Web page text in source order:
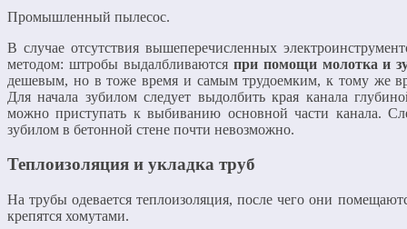
Промышленный пылесос.
В случае отсутствия вышеперечисленных
методом: штробы выдалбливаются при помощи молотка и
дешевым, но в тоже время и самым трудоемким, к тому же
Для начала зубилом следует выдолбить края канала
можно приступать к выбиванию основной части канала.
зубилом в бетонной стене почти невозможно.
Теплоизоляция и укладка труб
На трубы одевается теплоизоляция, после чего они
крепятся хомутами.